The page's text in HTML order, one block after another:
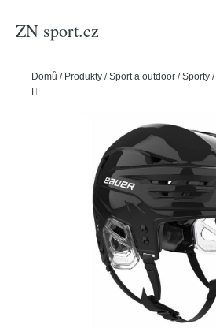
ZN sport.cz
Domů / Produkty /Sport a outdoor /Sporty /
Helma Bauer Re-Akt 90 S25 SR, černá,